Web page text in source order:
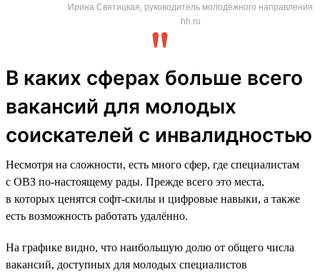
Ирина Святицкая, руководитель молодёжного направления
hh.ru
В каких сферах больше всего
вакансий для молодых
соискателей с инвалидностью
Несмотря на сложности, есть много сфер, где специалистам
с ОВЗ по-настоящему рады. Прежде всего это места,
в которых ценятся софт-скилы и цифровые навыки, а также
есть возможность работать удалённо.
На графике видно, что наибольшую долю от общего числа
вакансий, доступных для молодых специалистов